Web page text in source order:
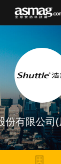
份有限公司